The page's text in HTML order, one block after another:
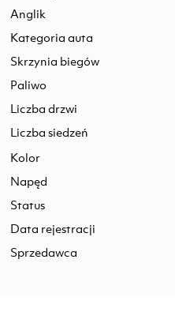
Anglik
Kategoria auta
Skrzynia biegów
Paliwo
Liczba drzwi
Liczba siedzeń
Kolor
Napęd
Status
Data rejestracji
Sprzedawca